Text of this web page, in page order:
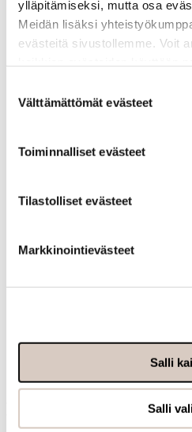
ylläpitämiseksi, mutta osa
Meidän lisäksi
evästeitä sivustollemme. Voit
myöhemmin
valinta
Välttämättömät evästeet
Toiminnalliset evästeet
Tilastolliset evästeet
Markkinointievästeet
Salli
Salli
Hoito-ohjeet
Samankaltaisia
Muut ostivat myös